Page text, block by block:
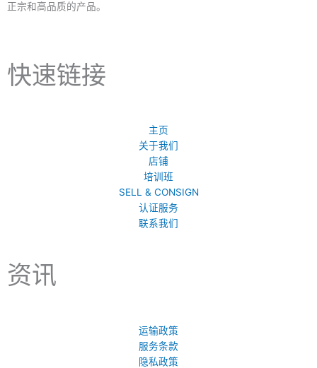
正宗和高品质的产品。
快速链接
主页
关于我们
店铺
培训班
SELL & CONSIGN
认证服务
联系我们
资讯
运输政策
服务条款
隐私政策